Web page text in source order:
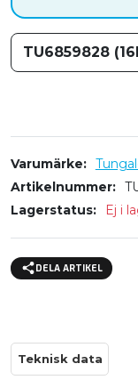
TU6859828
Varumärke
Artikelnummer
Lagerstatus
Ej i
DELA ARTIKEL
Teknisk data